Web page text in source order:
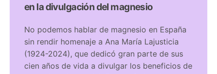
en la divulgación del magnesio
No podemos hablar de magnesio en España
sin rendir homenaje a Ana María Lajusticia
(1924-2024), que dedicó gran parte de sus
cien años de vida a divulgar los beneficios de